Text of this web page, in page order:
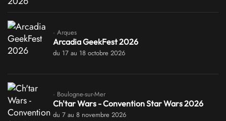
· Arques
Arcadia GeekFest 2026
du 17 au 18 octobre 2026
· Boulogne-sur-Mer
Ch'tar Wars - Convention Star Wars 2026
du 7 au 8 novembre 2026